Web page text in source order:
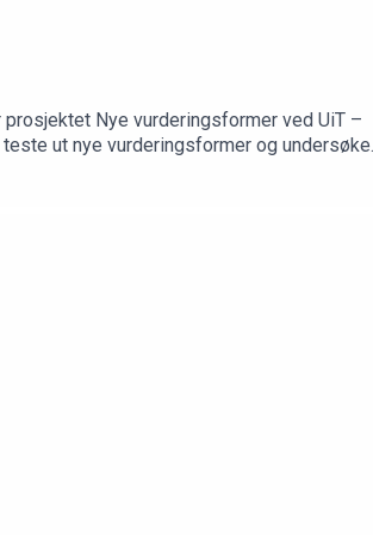
Nye vurderingsformer ved UiT –
erfaringer om hvordan de jobbet, hva de